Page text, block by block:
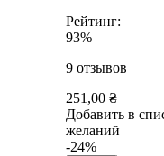
Рейтинг:
93%
9 отзывов
251,00 ₴
Добавить в
желаний
-24%